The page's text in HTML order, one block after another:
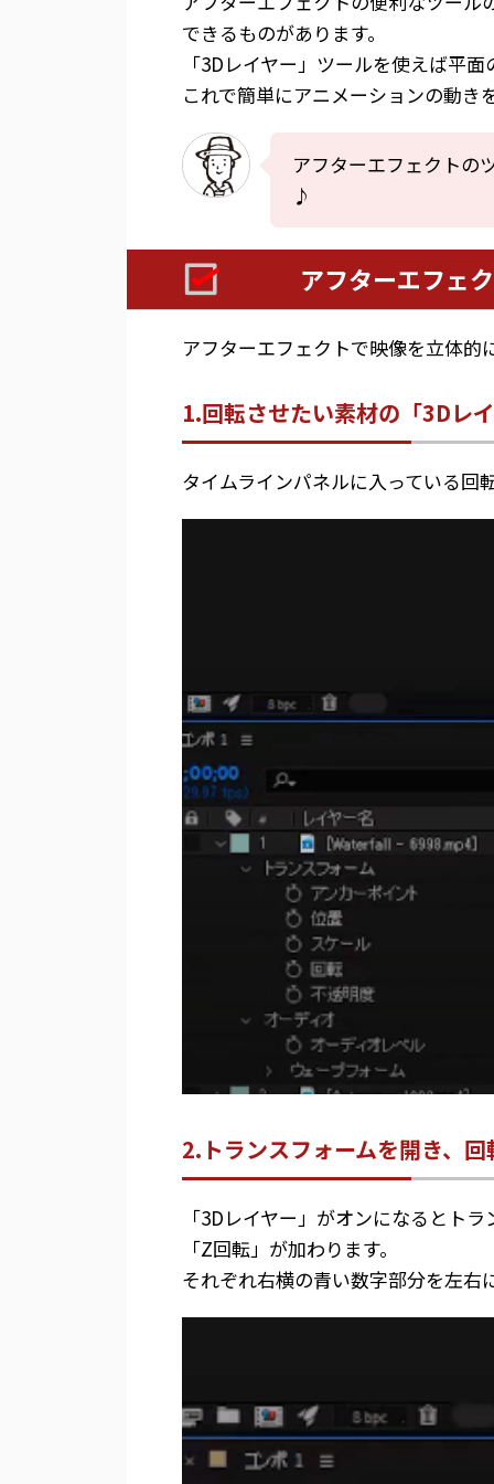
できるものがあります。
「3Dレイヤー」ツールを使えば平
これで簡単にアニメーションの動き
アフターエフェクトの
♪
アフターエフェ
アフターエフェクトで映像を立体的
1.回転させたい素材の「3Dレ
タイムラインパネルに入っている回
2.トランスフォームを開き、
「3Dレイヤー」がオンになるとト
「Z回転」が加わります。
それぞれ右横の青い数字部分を左右